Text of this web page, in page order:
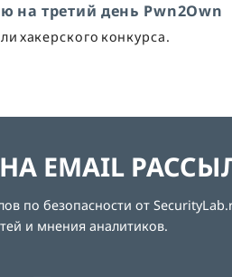
на третий день Pwn2Own
хакерского конкурса.
EMAIL
по безопасности от
и мнения аналитиков.